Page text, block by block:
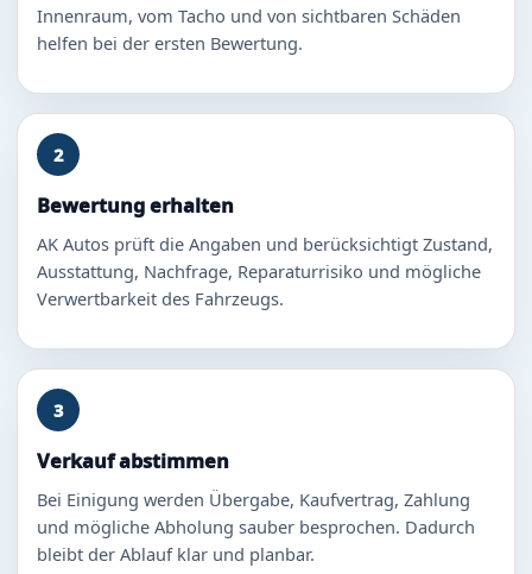
Innenraum, vom Tacho und von sichtbaren Schäden
helfen bei der ersten Bewertung.
2
Bewertung erhalten
AK Autos prüft die Angaben und berücksichtigt Zustand,
Ausstattung, Nachfrage, Reparaturrisiko und mögliche
Verwertbarkeit des Fahrzeugs.
3
Verkauf abstimmen
Bei Einigung werden Übergabe, Kaufvertrag, Zahlung
und mögliche Abholung sauber besprochen. Dadurch
bleibt der Ablauf klar und planbar.